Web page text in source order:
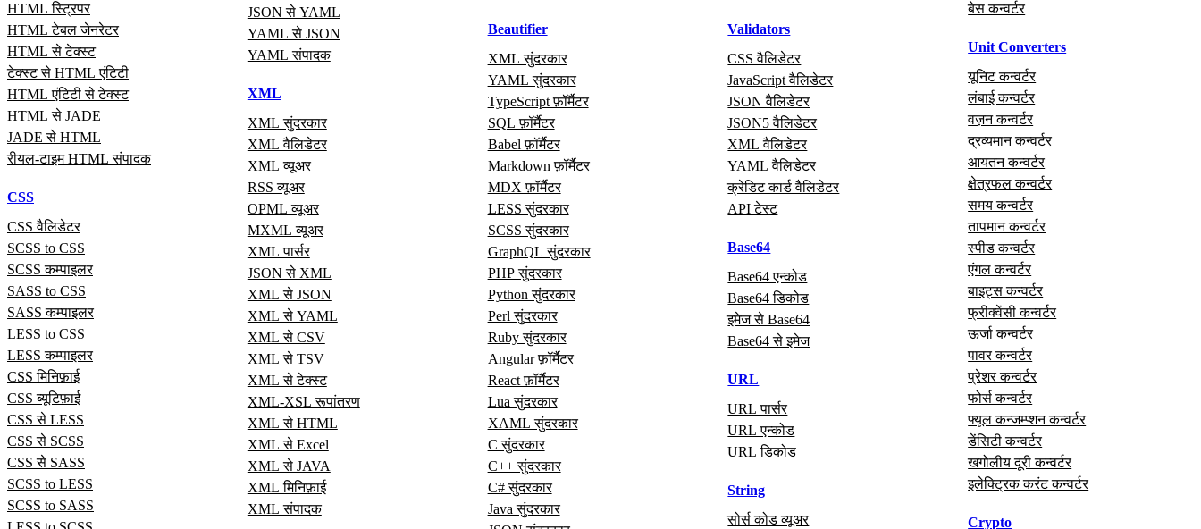
HTML स्ट्रिपर
HTML टेबल जेनरेटर
HTML से टेक्स्ट
टेक्स्ट से HTML एंटिटी
HTML एंटिटी से टेक्स्ट
HTML से JADE
JADE से HTML
रीयल‑टाइम HTML संपादक
CSS
CSS वैलिडेटर
SCSS to CSS
SCSS कम्पाइलर
SASS to CSS
SASS कम्पाइलर
LESS to CSS
LESS कम्पाइलर
CSS मिनिफ़ाई
CSS ब्यूटिफ़ाई
CSS से LESS
CSS से SCSS
CSS से SASS
SCSS to LESS
SCSS to SASS
JSON से YAML
YAML से JSON
YAML संपादक
XML
XML सुंदरकार
XML वैलिडेटर
XML व्यूअर
RSS व्यूअर
OPML व्यूअर
MXML व्यूअर
XML पार्सर
JSON से XML
XML से JSON
XML से YAML
XML से CSV
XML से TSV
XML से टेक्स्ट
XML-XSL रूपांतरण
XML से HTML
XML से Excel
XML से JAVA
XML मिनिफ़ाई
XML संपादक
Beautifier
XML सुंदरकार
YAML सुंदरकार
TypeScript फ़ॉर्मैटर
SQL फ़ॉर्मैटर
Babel फ़ॉर्मैटर
Markdown फ़ॉर्मैटर
MDX फ़ॉर्मैटर
LESS सुंदरकार
SCSS सुंदरकार
GraphQL सुंदरकार
PHP सुंदरकार
Python सुंदरकार
Perl सुंदरकार
Ruby सुंदरकार
Angular फ़ॉर्मैटर
React फ़ॉर्मैटर
Lua सुंदरकार
XAML सुंदरकार
C सुंदरकार
C++ सुंदरकार
C# सुंदरकार
Java सुंदरकार
Validators
CSS वैलिडेटर
JavaScript वैलिडेटर
JSON वैलिडेटर
JSON5 वैलिडेटर
XML वैलिडेटर
YAML वैलिडेटर
क्रेडिट कार्ड वैलिडेटर
API टेस्ट
Base64
Base64 एन्कोड
Base64 डिकोड
इमेज से Base64
Base64 से इमेज
URL
URL पार्सर
URL एन्कोड
URL डिकोड
String
सोर्स कोड व्यूअर
बेस कन्वर्टर
Unit Converters
यूनिट कन्वर्टर
लंबाई कन्वर्टर
वज़न कन्वर्टर
द्रव्यमान कन्वर्टर
आयतन कन्वर्टर
क्षेत्रफल कन्वर्टर
समय कन्वर्टर
तापमान कन्वर्टर
स्पीड कन्वर्टर
एंगल कन्वर्टर
बाइट्स कन्वर्टर
फ्रीक्वेंसी कन्वर्टर
ऊर्जा कन्वर्टर
पावर कन्वर्टर
प्रेशर कन्वर्टर
फोर्स कन्वर्टर
फ्यूल कन्जम्प्शन कन्वर्टर
डेंसिटी कन्वर्टर
खगोलीय दूरी कन्वर्टर
इलेक्ट्रिक करंट कन्वर्टर
Crypto